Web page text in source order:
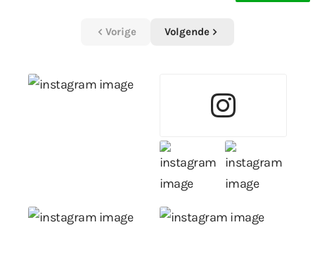
Vorige Volgende